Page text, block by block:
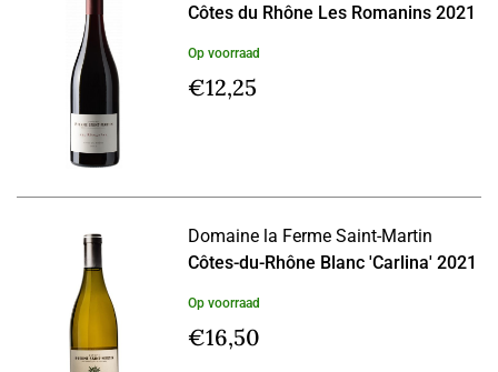
Côtes du Rhône Les Romanins 2021
Op voorraad
€12,25
Domaine la Ferme Saint-Martin
Côtes-du-Rhône Blanc 'Carlina' 2021
Op voorraad
€16,50